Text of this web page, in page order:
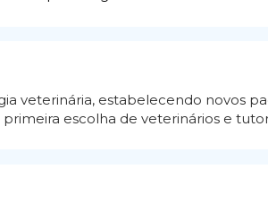
veterinária, estabelecendo novos
primeira escolha de veterinários e